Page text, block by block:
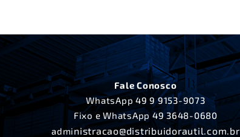
Fale Conosco
WhatsApp49 9 9153-9073
Fixo e WhatsApp49 3648-0680
administracao@distribuidorautil.com.br